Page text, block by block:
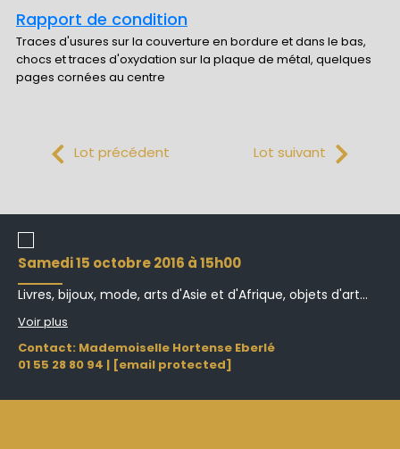
Rapport de condition
Traces d'usures sur la couverture en bordure et dans le bas,
chocs et traces d'oxydation sur la plaque de métal, quelques
pages cornées au centre
Lot précédent Lot suivant
samedi 15 octobre 2016 à 15h00
Livres, bijoux, mode, arts d'Asie et d'Afrique, objets d'art...
Voir plus
Contact: Mademoiselle Hortense Eberlé
01 55 28 80 94 | [email protected]